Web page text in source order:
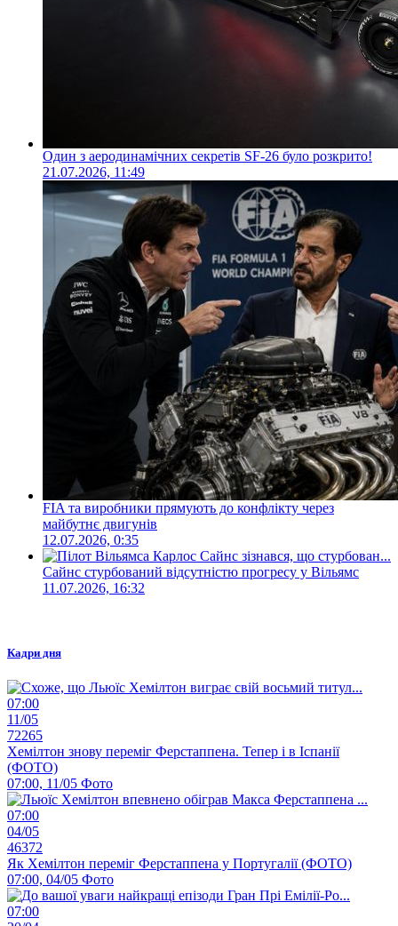
Один з аеродинамічних секретів SF-26 було розкрито!
21.07.2026, 11:49
FIA та виробники прямують до конфлікту через
майбутнє двигунів
12.07.2026, 0:35
Сайнс стурбований відсутністю прогресу у Вільямс
11.07.2026, 16:32
Кадри дня
07:00
11/05
72265
Хемілтон знову переміг Ферстаппена. Тепер і в Іспанії
(ФОТО)
07:00, 11/05 Фото
07:00
04/05
46372
Як Хемілтон переміг Ферстаппена у Португалії (ФОТО)
07:00, 04/05 Фото
07:00